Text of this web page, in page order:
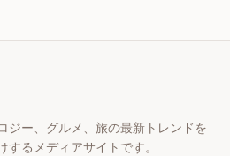
ジー、グルメ、旅の最新トレンドを
るメディアサイトです。